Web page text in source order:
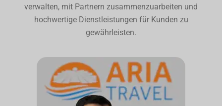
verwalten, mit Partnern zusammenzuarbeiten und
hochwertige Dienstleistungen für Kunden zu
gewährleisten.